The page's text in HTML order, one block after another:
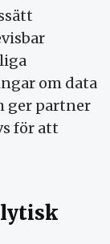
om data
ger partner
för att